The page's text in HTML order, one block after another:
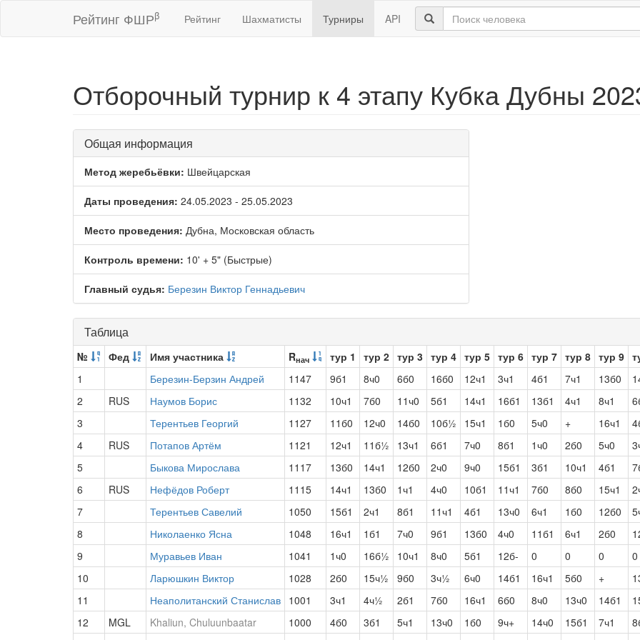
Рейтинг ФШРβ Рейтинг Шахматисты Турниры API
Отборочный турнир к 4 этапу Кубка Дубны
Общая информация
Метод жеребьёвки: Швейцарская
Даты проведения: 24.05.2023 - 25.05.2023
Место проведения: Дубна, Московская область
Контроль времени: 10' + 5" (Быстрые)
Главный судья: Березин Виктор Геннадьевич
Таблица
№ Фед Имя участника Rнач тур 1 тур 2 тур 3 тур 4 тур 5 тур 6 тур 7 тур 8 тур 9
1
Березин-Берзин Андрей 1147 9б1 8ч0 6б0 16б0 12ч1 3ч1 4б1 7ч1 13б0
2
RUS Наумов Борис 1132 10ч1 7б0 11ч0 5б1 14ч1 16б1 13б1 4ч1 8ч1
3
Терентьев Георгий 1127 11б0 12ч0 14б0 10б½ 15ч1 1б0 5ч0 + 16ч1
4
RUS Потапов Артём 1121 12ч1 11б½ 13ч1 6б1 7ч0 8б1 1ч0 2б0 5ч0
5
Быкова Мирослава 1117 13б0 14ч1 12б0 2ч0 9ч0 15б1 3б1 10ч1 4б1
6
RUS Нефёдов Роберт 1115 14ч1 13б0 1ч1 4ч0 10б1 11ч1 7б0 8б0 15ч1
7
Терентьев Савелий 1050 15б1 2ч1 8б1 11ч1 4б1 13ч0 6ч1 1б0 12б0
8
Николаенко Ясна 1048 16ч1 1б1 7ч0 9б1 13б0 4ч0 11б1 6ч1 2б0
9
Муравьев Иван 1041 1ч0 16б½ 10ч1 8ч0 5б1 12б- 0 0 0
0
10
Ларюшкин Виктор 1028 2б0 15ч½ 9б0 3ч½ 6ч0 14б1 16ч1 5б0 +
11
Неаполитанский Станислав 1001 3ч1 4ч½ 2б1 7б0 16ч1 6б0 8ч0 13ч0 14б1
12
MGL Khaliun, Chuluunbaatar 1000 4б0 3б1 5ч1 13ч0 1б0 9ч+ 14ч0 15б1 7ч1